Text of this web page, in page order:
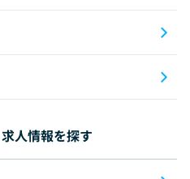
人情報を探す